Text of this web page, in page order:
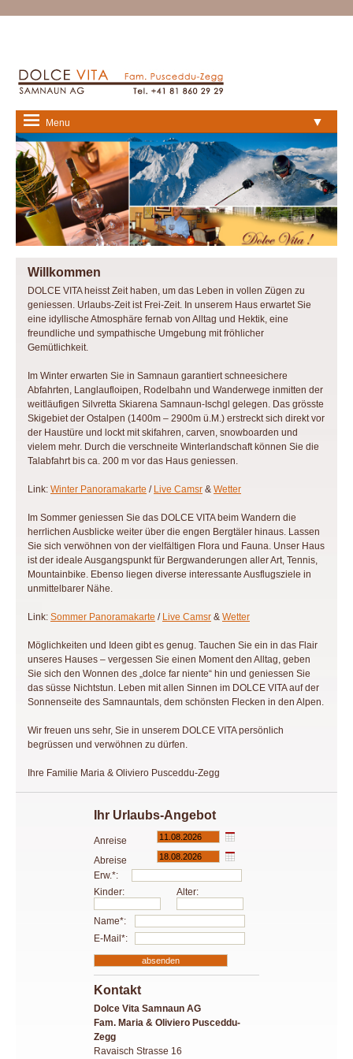
Menu ▼
Willkommen
DOLCE VITA heisst Zeit haben, um das Leben in vollen Zügen zu
geniessen. Urlaubs-Zeit ist Frei-Zeit. In unserem Haus erwartet Sie
eine idyllische Atmosphäre fernab von Alltag und Hektik, eine
freundliche und sympathische Umgebung mit fröhlicher
Gemütlichkeit.
Im Winter erwarten Sie in Samnaun garantiert schneesichere
Abfahrten, Langlaufloipen, Rodelbahn und Wanderwege inmitten der
weitläufigen Silvretta Skiarena Samnaun-Ischgl gelegen. Das grösste
Skigebiet der Ostalpen (1400m – 2900m ü.M.) erstreckt sich direkt vor
der Haustüre und lockt mit skifahren, carven, snowboarden und
vielem mehr. Durch die verschneite Winterlandschaft können Sie die
Talabfahrt bis ca. 200 m vor das Haus geniessen.
Link: Winter Panoramakarte / Live Camsr & Wetter
Im Sommer geniessen Sie das DOLCE VITA beim Wandern die
herrlichen Ausblicke weiter über die engen Bergtäler hinaus. Lassen
Sie sich verwöhnen von der vielfältigen Flora und Fauna. Unser Haus
ist der ideale Ausgangspunkt für Bergwanderungen aller Art, Tennis,
Mountainbike. Ebenso liegen diverse interessante Ausflugsziele in
unmittelbarer Nähe.
Link: Sommer Panoramakarte / Live Camsr & Wetter
Möglichkeiten und Ideen gibt es genug. Tauchen Sie ein in das Flair
unseres Hauses – vergessen Sie einen Moment den Alltag, geben
Sie sich den Wonnen des „dolce far niente“ hin und geniessen Sie
das süsse Nichtstun. Leben mit allen Sinnen im DOLCE VITA auf der
Sonnenseite des Samnauntals, dem schönsten Flecken in den Alpen.
Wir freuen uns sehr, Sie in unserem DOLCE VITA persönlich
begrüssen und verwöhnen zu dürfen.
Ihre Familie Maria & Oliviero Pusceddu-Zegg
Ihr Urlaubs-Angebot
Anreise
Abreise
Erw.*:
Kinder:
Alter:
Name*:
E-Mail*:
Kontakt
Dolce Vita Samnaun AG
Fam. Maria & Oliviero Pusceddu-
Zegg
Ravaisch Strasse 16